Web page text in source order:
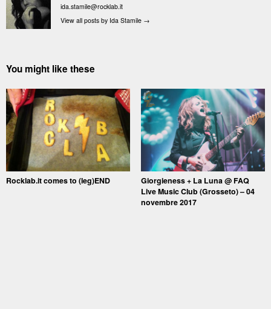
ida.stamile@rocklab.it
View all posts by Ida Stamile →
You might like these
Rocklab.it comes to (leg)END
Giorgieness + La Luna @ FAQ
Live Music Club (Grosseto) – 04
novembre 2017